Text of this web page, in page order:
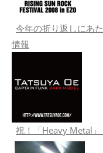
今年の折り返しにあ
情報
祝！「Heavy Metal